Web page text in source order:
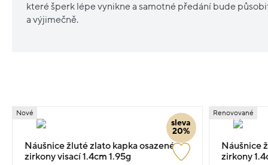
které šperk lépe vynikne a samotné předání bude
a výjimečně.
sleva
20%
Nové
Náušnice žluté zlato kapka osazené
zirkony visací 1.4cm 1.95g
Renovované
Náušnice
zirkony